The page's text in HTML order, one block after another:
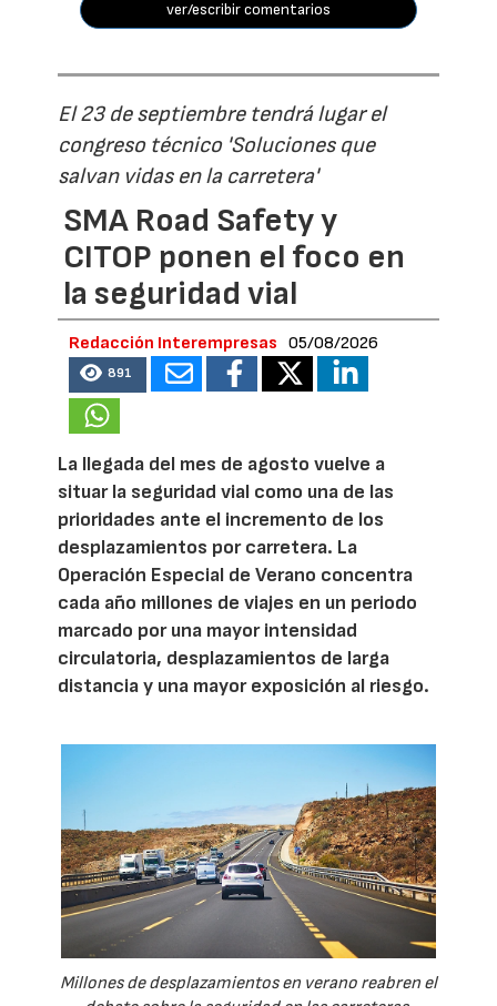
ver/escribir comentarios
El 23 de septiembre tendrá lugar el
congreso técnico 'Soluciones que
salvan vidas en la carretera'
SMA Road Safety y
CITOP ponen el foco en
la seguridad vial
Redacción Interempresas 05/08/2026
891
La llegada del mes de agosto vuelve a
situar la seguridad vial como una de las
prioridades ante el incremento de los
desplazamientos por carretera. La
Operación Especial de Verano concentra
cada año millones de viajes en un periodo
marcado por una mayor intensidad
circulatoria, desplazamientos de larga
distancia y una mayor exposición al riesgo.
Millones de desplazamientos en verano reabren el